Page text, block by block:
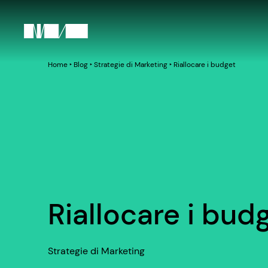
Home‣ Blog‣Strategie di Marketing‣ Riallocare i budget
Riallocare i
Strategie di Marketing